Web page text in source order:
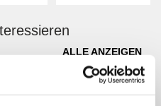
ALLE ANZEIGEN
1